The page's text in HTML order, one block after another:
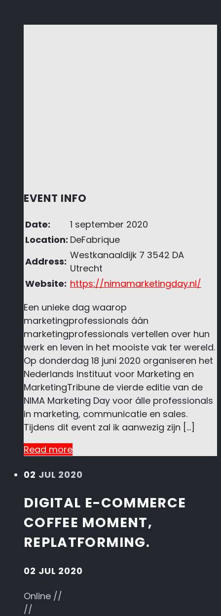
EVENT INFO
Date:
1 september 2020
Location: DeFabrique
Address:
Westkanaaldijk 7 3542 DA
Utrecht
Website: https://nimamarketingday.nl/
Een unieke dag waarop
marketingprofessionals áán
marketingprofessionals vertellen over hun
werk en leven in het mooiste vak ter wereld.
Op donderdag 18 juni 2020 organiseren het
Nederlands Instituut voor Marketing en
MarketingTribune de vierde editie van de
NIMA Marketing Day voor álle professionals
in marketing, communicatie en sales.
Tijdens dit event zal ik aanwezig zijn […]
Read more
02 JUL 2020
DIGITAL E-COMMERCE
COFFEE MOMENT,
REPLATFORMING.
02 JUL 2020
Online //
//